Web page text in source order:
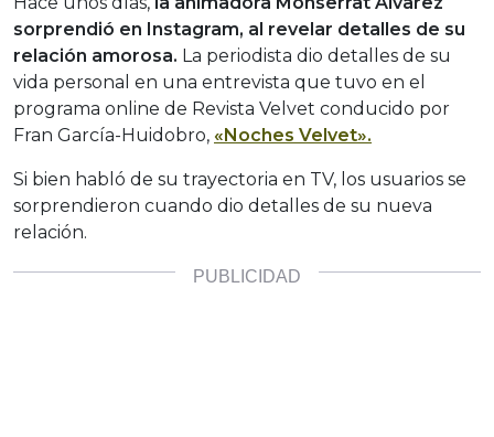
sorprendió en Instagram, al revelar detalles de su
relación amorosa. La periodista dio detalles de su
vida personal en una entrevista que tuvo en el
programa online de Revista Velvet conducido por
Fran García-Huidobro, «Noches Velvet».
Si bien habló de su trayectoria en TV, los usuarios se
sorprendieron cuando dio detalles de su nueva
relación.